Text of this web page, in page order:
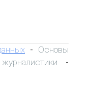
- Основы
-